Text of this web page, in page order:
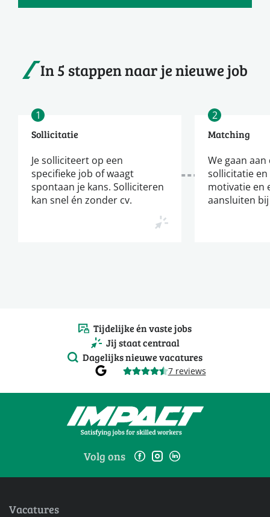
In 5 stappen naar je nieuwe job
1
Sollicitatie
Je solliciteert op een
specifieke job of waagt
spontaan je kans. Solliciteren
kan snel én zonder cv.
2
Matching
We gaan
sollicitatie
motivatie en
aansluiten
Tijdelijke én vaste jobs
Jij staat centraal
Dagelijks nieuwe vacatures
7 reviews
Volg ons
Vacatures